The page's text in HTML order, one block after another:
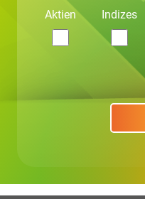
Aktien Indizes